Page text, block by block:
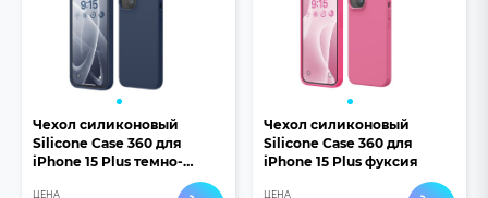
Чехол силиконовый
Silicone Case 360 для
iPhone 15 Plus темно-
ЦЕНА
Чехол силиконовый
Silicone Case 360 для
iPhone 15 Plus фуксия
ЦЕНА